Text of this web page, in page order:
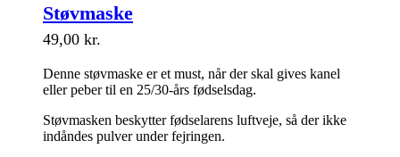
Støvmaske
49,00 kr.
Denne støvmaske er et must, når der skal gives kanel
eller peber til en 25/30-års fødselsdag.
Støvmasken beskytter fødselarens luftveje, så der ikke
indåndes pulver under fejringen.